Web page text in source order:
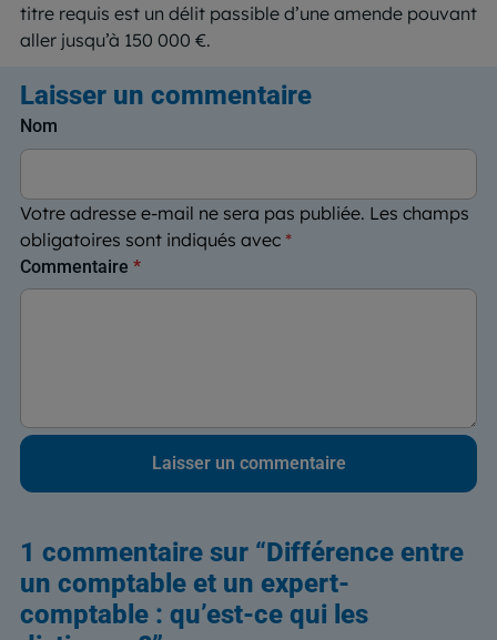
titre requis est un délit passible d’une amende pouvant
aller jusqu’à 150 000 €.
Laisser un commentaire
Votre adresse e-mail ne sera pas publiée. Les champs
obligatoires sont indiqués avec *
Nom
Commentaire *
1 commentaire sur “Différence entre
un comptable et un expert-
comptable : qu’est-ce qui les